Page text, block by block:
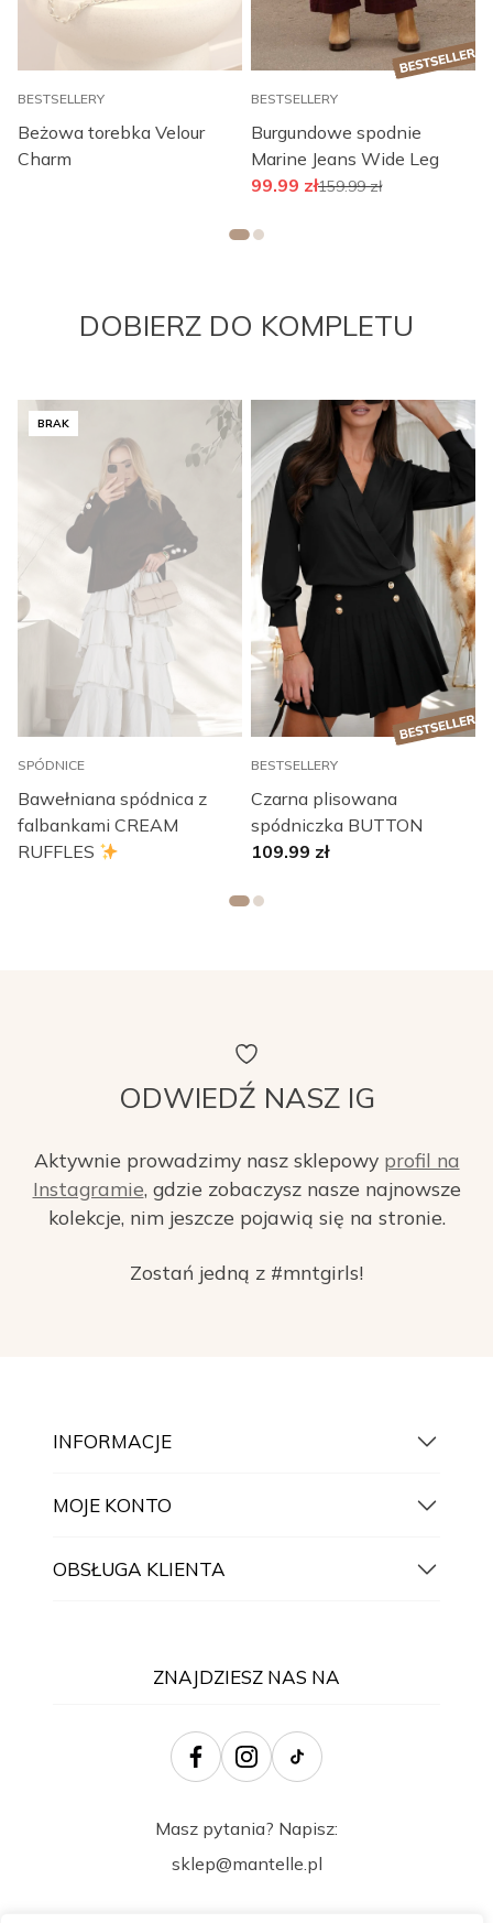
BESTSELLERY
Beżowa torebka Velour
Charm
BESTSELLERY
Burgundowe spodnie
Marine Jeans Wide Leg
99.99 zł159.99zł
DOBIERZ DO KOMPLETU
BRAK
SPÓDNICE
Bawełniana spódnica z
falbankami CREAM
RUFFLES
BESTSELLERY
Czarna plisowana
spódniczka BUTTON
109.99 zł
ODWIEDŹ NASZ IG
Aktywnie prowadzimy nasz sklepowy profil na
Instagramie, gdzie zobaczysz nasze najnowsze
kolekcje, nim jeszcze pojawią się na stronie.
Zostań jedną z #mntgirls!
INFORMACJE
MOJE KONTO
OBSŁUGA KLIENTA
ZNAJDZIESZ NAS NA
Masz pytania? Napisz:
sklep@mantelle.pl